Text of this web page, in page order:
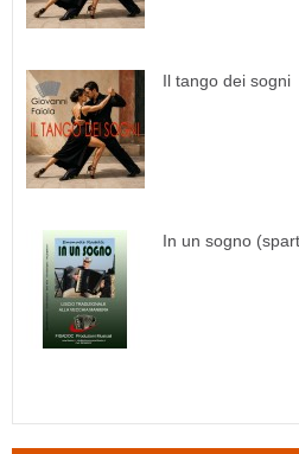
Il tango dei sogni
In un sogno